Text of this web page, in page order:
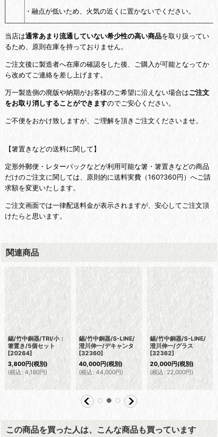
・融点が低いため、火気の近くに置かないでください。
当店は通常あまり流通していない希少性の高い商品を取り扱ってい
るため、原則在庫を持っておりません。
ご注文後に製造者へ在庫の確認をした後、ご購入が可能となってか
ら改めてご連絡を差し上げます。
万一製造側の廃版や納期がお客様のご希望に沿えない場合はご注文
をお取り消しすることができますのでご安心ください。
ご不便をおかけ致しますが、ご理解を頂きご注文くださいませ。
【箸置きなどの送料に関して】
定形外郵便・レターパックなどが利用可能な箸・箸置きなどの商品
だけのご注文に関しては、原則的に送料実費（160?360円）へご請
求額を変更いたします。
ご注文画面では一律配送料金が表示されますが、安心してご注文頂
けたらと思います。
関連商品
錫/竹中銅器/TRI/小：
箸置き/5個セット
[20264]
3,800円(税別)
(税込 : 4,180円)
錫/竹中銅器/S-LINE/
澄川伸一/デキャンタ
[32360]
40,000円(税別)
(税込: 44,000円)
錫/竹中銅器/S-LINE/
澄川伸一/グラス
[32362]
20,000円(税別)
(税込 : 22,000円)
この商品を買った人は、こんな商品も買っています